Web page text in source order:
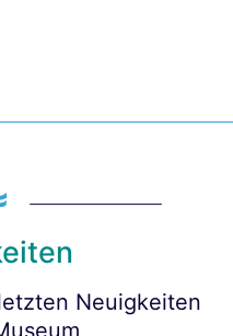
Neuigkeiten